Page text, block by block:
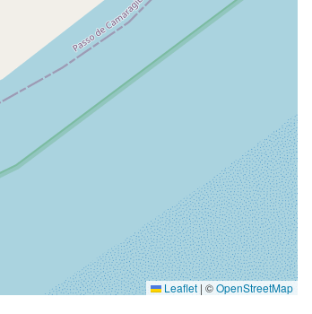
Leaflet | ©OpenStreetMap